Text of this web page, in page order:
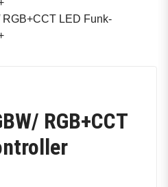
RGB+CCT